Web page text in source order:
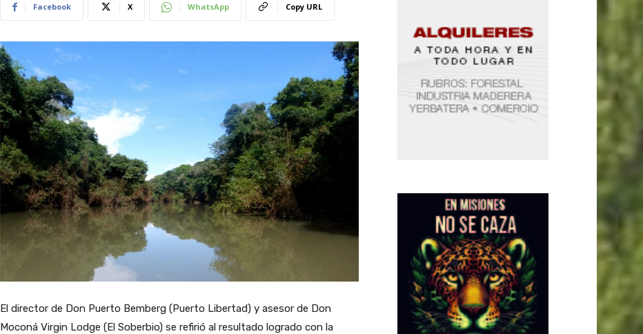
Facebook X WhatsApp Copy URL
El director de Don Puerto Bemberg (Puerto Libertad) y asesor de Don
Moconá Virgin Lodge (El Soberbio) se refirió al resultado logrado con la